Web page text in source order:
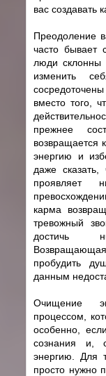
вас создавать
Преодоление
часто бывает
люди склонны
изменить
вместо того,
прежнее
возвращается
энергию и
даже сказать,
проявляет
карма
тревожный
достичь
пробудить
данным
Очищение
процессом,
особенно,
сознания и,
энергию. Для
просто нужно